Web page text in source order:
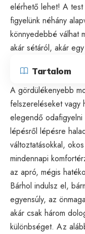
elérhető lehet! A test
figyelünk néhány
könnyedebbé válhat
akár sétáról, akár
Tartalom
A gördülékenyebb
felszereléseket vagy
elegendő odafigyelni
lépésről lépésre
változtatásokkal,
mindennapi
az apró, mégis
Bárhol indulsz el,
egyensúly, az
akár csak három
különbséget. Az